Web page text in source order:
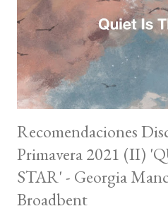
título respecto a lo que estaba
tradición y el presente, una
trabajo en que el músico cree.
Recomendaciones
Primavera 2021 (II)
STAR' - Georgia
Broadbent